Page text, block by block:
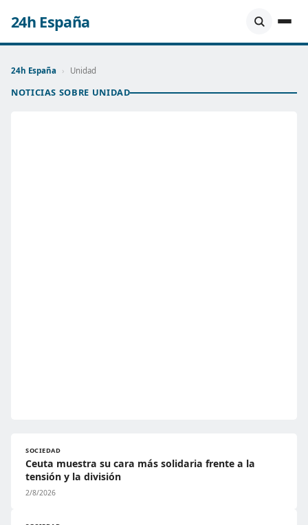
24h España
24h España › Unidad
NOTICIAS SOBRE UNIDAD
SOCIEDAD
Ceuta muestra su cara más solidaria frente a la
tensión y la división
2/8/2026